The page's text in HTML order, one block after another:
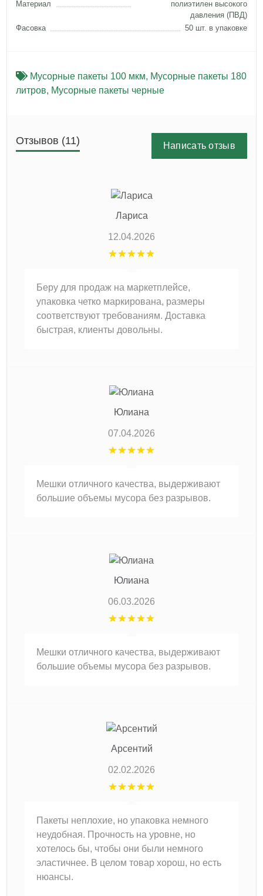
Материал
полиэтилен высокого
давления (ПВД)
Фасовка
50 шт. в упаковке
Мусорные пакеты 100 мкм, Мусорные пакеты 180
литров, Мусорные пакеты черные
Отзывов (11) Написать отзыв
Лариса
12.04.2026
Беру для продаж на маркетплейсе,
упаковка четко маркирована, размеры
соответствуют требованиям. Доставка
быстрая, клиенты довольны.
Юлиана
07.04.2026
Мешки отличного качества, выдерживают
большие объемы мусора без разрывов.
Юлиана
06.03.2026
Мешки отличного качества, выдерживают
большие объемы мусора без разрывов.
Арсентий
02.02.2026
Пакеты неплохие, но упаковка немного
неудобная. Прочность на уровне, но
хотелось бы, чтобы они были немного
эластичнее. В целом товар хорош, но есть
нюансы.